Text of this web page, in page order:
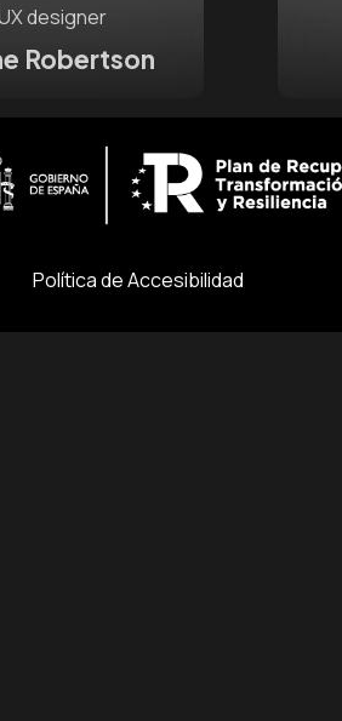
designer
Robertson
Política de Accesibilidad